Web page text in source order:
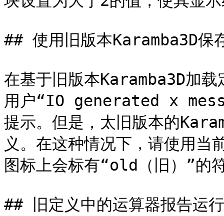
## 使用旧版本Karamba3D保
在基于旧版本Karamba3D加
用户“IO generated x
提示。但是，太旧版本的
义。在这种情况下，请使用当
图标上会标有“old（旧）”的
## 旧定义中的运算器报告运